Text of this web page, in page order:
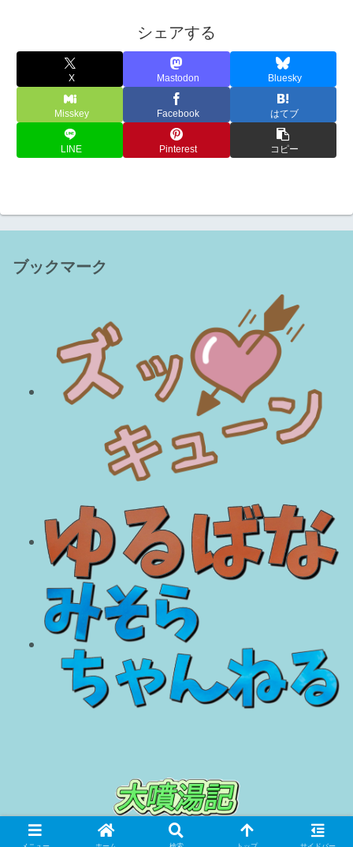
シェアする
X Mastodon Bluesky
Misskey Facebook はてブ
LINE Pinterest コピー
ブックマーク
© 2018 大噴湯記.